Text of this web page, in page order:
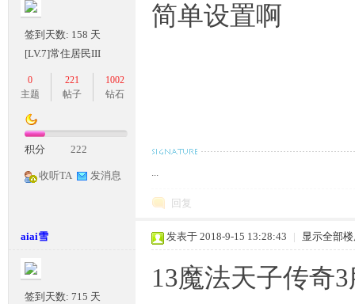
签到天数: 158 天
[LV.7]常住居民III
0
主题
221
帖子
1002
钻石
积分 222
收听TA 发消息
简单设置啊
...
回复
aiai雪
签到天数: 715 天
发表于 2018-9-15 13:28:43 | 显示全部
13魔法天子传奇